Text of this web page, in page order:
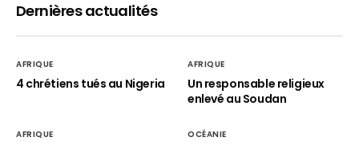
Dernières actualités
AFRIQUE
4 chrétiens tués au Nigeria
AFRIQUE
Un responsable religieux
enlevé au Soudan
AFRIQUE OCÉANIE